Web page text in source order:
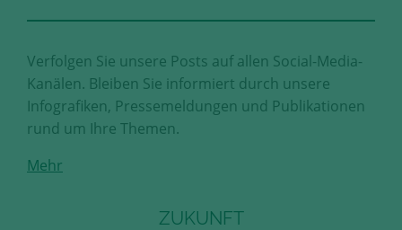
Verfolgen Sie unsere Posts auf allen Social-Media-
Kanälen. Bleiben Sie informiert durch unsere
Infografiken, Pressemeldungen und Publikationen
rund um Ihre Themen.
Mehr
ZUKUNFT
wieder für unsere Besucher
optimieren.
Speichern und schließen
Mehr über die genutzten Cookies erfahren